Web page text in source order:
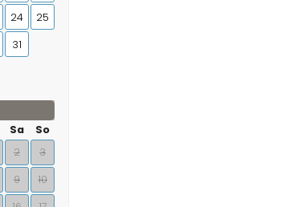
24
25
31
Sa
So
2
3
9
10